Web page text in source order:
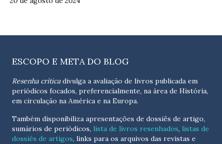
ESCOPO E META DO BLOG
Resenha críticadivulga a avaliação de livros publicada em
periódicos focados, preferencialmente, na área de História,
em circulação na América e na Europa.
Também disponibiliza apresentações de dossiês de artigo,
sumários de periódicos, lista de livros resenhados, listas de
dossiês de artigos, links para os arquivos das revistas e